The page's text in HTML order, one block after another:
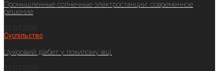
Промышленные солнечные электростанции: современное
решение
Суспільство
Цукровий діабет у похилому віці: